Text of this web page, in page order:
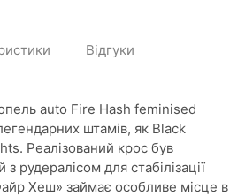
Відгуки
auto Fire Hash feminised
штамів, як Black
Реалізований крос був
рудералісом для стабілізації
Хеш» займає особливе місце в